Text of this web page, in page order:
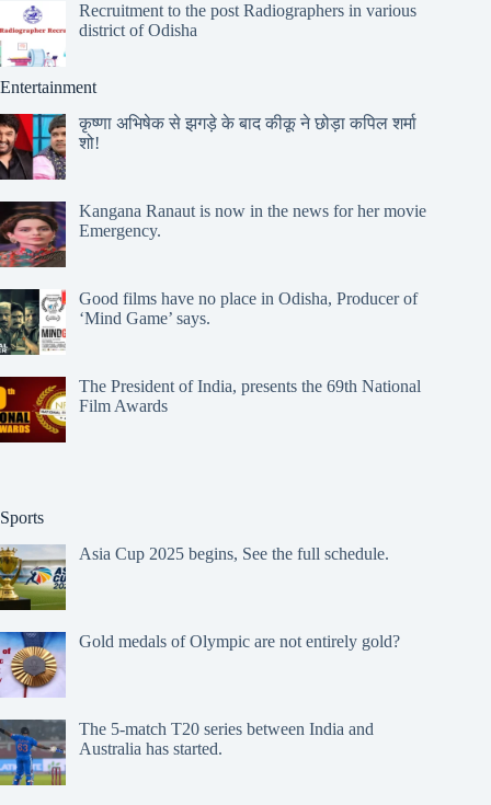
Recruitment to the post Radiographers in various
district of Odisha
Entertainment
कृष्णा अभिषेक से झगड़े के बाद कीकू ने छोड़ा कपिल शर्मा
शो!
Kangana Ranaut is now in the news for her movie
Emergency.
Good films have no place in Odisha, Producer of
‘Mind Game’ says.
The President of India, presents the 69th National
Film Awards
Sports
Asia Cup 2025 begins, See the full schedule.
Gold medals of Olympic are not entirely gold?
The 5-match T20 series between India and
Australia has started.